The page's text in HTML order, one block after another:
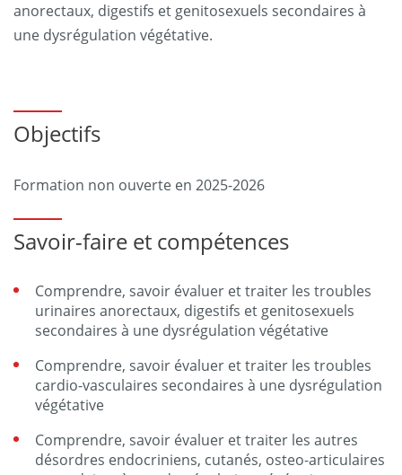
anorectaux, digestifs et genitosexuels secondaires à
une dysrégulation végétative.
Objectifs
Formation non ouverte en 2025-2026
Savoir-faire et compétences
Comprendre, savoir évaluer et traiter les troubles
urinaires anorectaux, digestifs et genitosexuels
secondaires à une dysrégulation végétative
Comprendre, savoir évaluer et traiter les troubles
cardio-vasculaires secondaires à une dysrégulation
végétative
Comprendre, savoir évaluer et traiter les autres
désordres endocriniens, cutanés, osteo-articulaires